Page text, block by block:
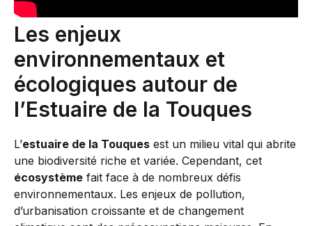
Les enjeux
environnementaux et
écologiques autour de
l’Estuaire de la Touques
L’estuaire de la Touques est un milieu vital qui abrite
une biodiversité riche et variée. Cependant, cet
écosystème fait face à de nombreux défis
environnementaux. Les enjeux de pollution,
d’urbanisation croissante et de changement